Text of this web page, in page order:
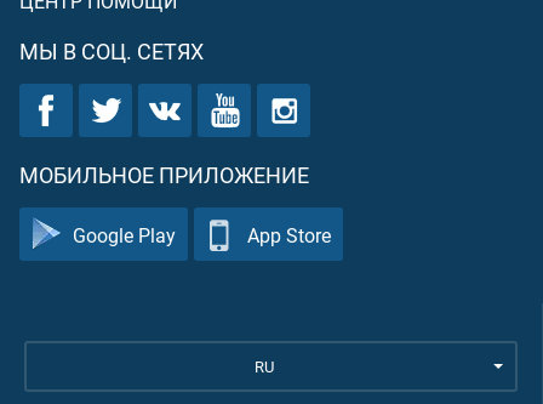
МЫ В СОЦ. СЕТЯХ
МОБИЛЬНОЕ ПРИЛОЖЕНИЕ
Google Play App Store
RU